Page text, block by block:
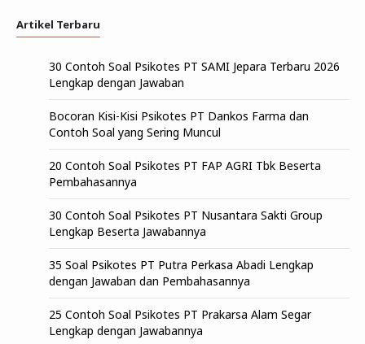
Artikel Terbaru
30 Contoh Soal Psikotes PT SAMI Jepara Terbaru 2026
Lengkap dengan Jawaban
Bocoran Kisi-Kisi Psikotes PT Dankos Farma dan
Contoh Soal yang Sering Muncul
20 Contoh Soal Psikotes PT FAP AGRI Tbk Beserta
Pembahasannya
30 Contoh Soal Psikotes PT Nusantara Sakti Group
Lengkap Beserta Jawabannya
35 Soal Psikotes PT Putra Perkasa Abadi Lengkap
dengan Jawaban dan Pembahasannya
25 Contoh Soal Psikotes PT Prakarsa Alam Segar
Lengkap dengan Jawabannya